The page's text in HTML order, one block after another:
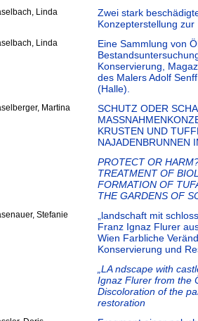
Linda
Zwei stark
Konzepterstellung
Linda
Eine Sammlung von
Konservierung,
des Malers Adolf
(Halle).
Martina
SCHUTZ ODER
KRUSTEN UND
NAJADENBRUNNEN
PROTECT OR
TREATMENT OF
FORMATION OF
THE GARDENS OF
Stefanie
„landschaft mit
Franz Ignaz Flurer
Wien Farbliche
Konservierung und
„LA ndscape with
Ignaz Flurer from the
Discoloration of the
restoration